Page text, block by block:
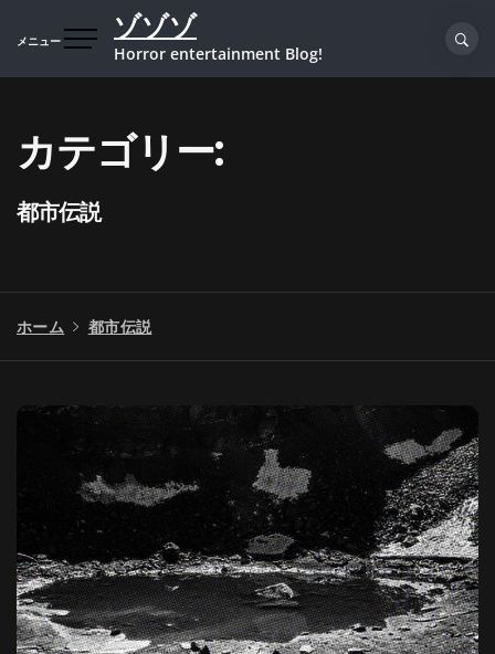
メニュー ゾゾゾ
Horror entertainment Blog!
カテゴリー:
都市伝説
ホーム 都市伝説